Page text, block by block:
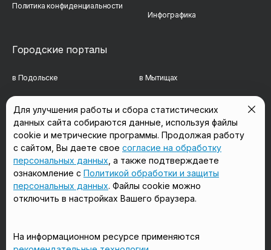
Политика конфиденциальности
Инфографика
Городские порталы
в Подольске в Мытищах
в Реутове
в Сергиевом Посаде в Люберцах
в Красногорске в Королёве
в Домодедово в Щёлково
Мы в соцсетях
Для улучшения работы и сбора статистических
данных сайта собираются данные, используя файлы
cookie и метрические программы. Продолжая работу
с сайтом, Вы даете свое согласие на обработку
персональных данных , а также подтверждаете
ознакомление с Политикой обработки и защиты
персональных данных. Файлы cookie можно
отключить в настройках Вашего браузера.
На информационном ресурсе применяются